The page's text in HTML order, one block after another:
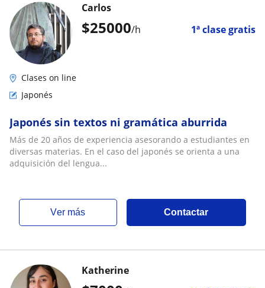
$25000/h 1ª clase gratis
Carlos
Clases on line
Japonés
Japonés sin textos ni gramática aburrida
Más de 20 años de experiencia asesorando a estudiantes en
diversas materias. En el caso del japonés se orienta a una
adquisición del lengua...
ver más Contactar
Katherine